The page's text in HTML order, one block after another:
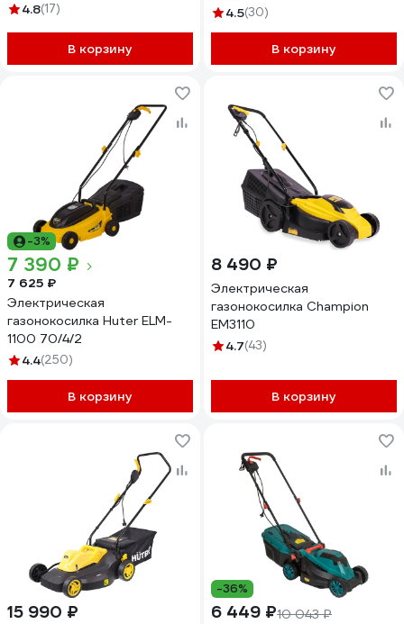
4.8(17)
В корзину
4.5(30)
В корзину
-3%
7 390 ₽
7 625 ₽
Электрическая
газонокосилка Huter ELM-
1100 70/4/2
4.4(250)
В корзину
8 490 ₽
Электрическая
газонокосилка Champion
EM3110
4.7(43)
В корзину
15 990 ₽
-36%
6 449 ₽10 043 ₽